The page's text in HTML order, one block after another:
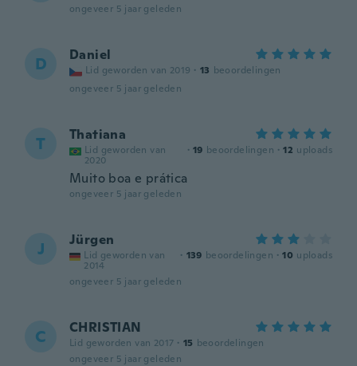
ongeveer 5 jaar geleden
D Daniel
Lid geworden van 2019 · 13 beoordelingen
ongeveer 5 jaar geleden
T Thatiana
Lid geworden van
2020
· 19 beoordelingen · 12 uploads
Muito boa e prática
ongeveer 5 jaar geleden
J Jürgen
Lid geworden van
2014
· 139 beoordelingen · 10 uploads
ongeveer 5 jaar geleden
C CHRISTIAN
Lid geworden van 2017 · 15 beoordelingen
ongeveer 5 jaar geleden